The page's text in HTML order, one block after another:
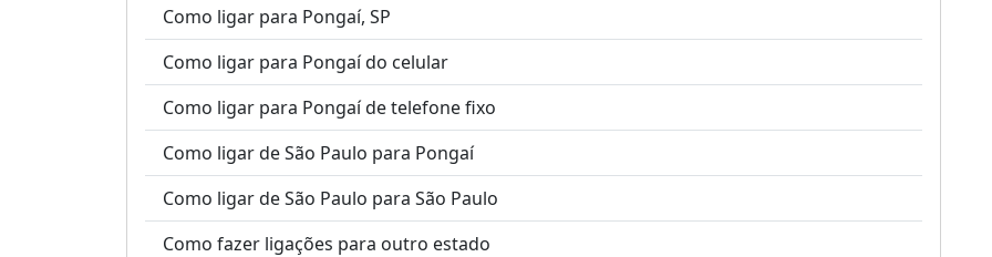
Como ligar para Pongaí, SP
Como ligar para Pongaí do celular
Como ligar para Pongaí de telefone fixo
Como ligar de São Paulo para Pongaí
Como ligar de São Paulo para São Paulo
Como fazer ligações para outro estado